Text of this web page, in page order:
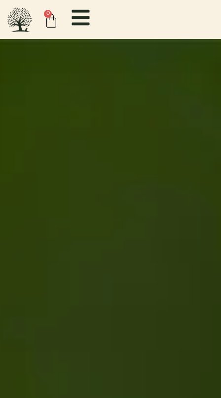
content
0